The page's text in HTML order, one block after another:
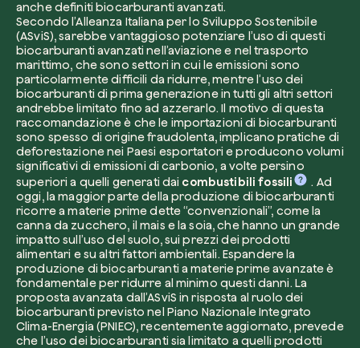
anche definiti biocarburanti avanzati.
Secondo l’Alleanza Italiana per lo Sviluppo Sostenibile
(ASviS), sarebbe vantaggioso potenziare l’uso di questi
biocarburanti avanzati nell’aviazione e nel trasporto
marittimo, che sono settori in cui le emissioni sono
particolarmente difficili da ridurre, mentre l’uso dei
biocarburanti di prima generazione in tutti gli altri settori
andrebbe limitato fino ad azzerarlo. Il motivo di questa
raccomandazione è che le importazioni di biocarburanti
sono spesso di origine fraudolenta, implicano pratiche di
deforestazione nei Paesi esportatori e producono volumi
significativi di emissioni di carbonio, a volte persino
superiori a quelli generati dai combustibili fossili
. Ad
oggi, la maggior parte della produzione di biocarburanti
ricorre a materie prime dette “convenzionali”, come la
canna da zucchero, il mais e la soia, che hanno un grande
impatto sull’uso del suolo, sui prezzi dei prodotti
alimentari e su altri fattori ambientali. Espandere la
produzione di biocarburanti a materie prime avanzate è
fondamentale per ridurre al minimo questi danni. La
proposta avanzata dall’ASviS in risposta al ruolo dei
biocarburanti previsto nel Piano Nazionale Integrato
Clima-Energia (PNIEC), recentemente aggiornato, prevede
che l’uso dei biocarburanti sia limitato a quelli prodotti
Pianta un albero
Pianta, adotta o regala un albero. Scegli tra
specie.
Piantalo ora
Voglio ricevere comunicazioni e
da zeroCO2
Accetto l’informativa sullaPrivacydi
Non compilare questo campo
Invia richiesta
Farti un giro sul nostro magazine